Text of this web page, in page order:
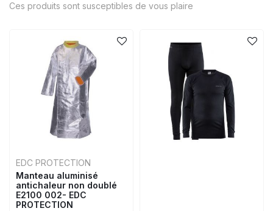
Ces produits sont susceptibles de vous plaire
EDC PROTECTION
Manteau aluminisé
antichaleur non doublé
E2100 002- EDC
PROTECTION